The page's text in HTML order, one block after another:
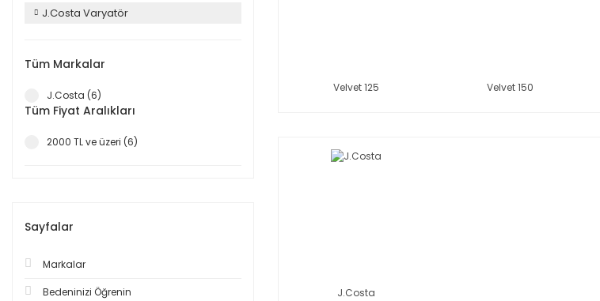
J.Costa Varyatör
Tüm Markalar
J.Costa (6)
Tüm Fiyat Aralıkları
2000 TL ve üzeri (6)
Sayfalar
Markalar
Bedeninizi Öğrenin
Velvet 125 Velvet 150
J.Costa